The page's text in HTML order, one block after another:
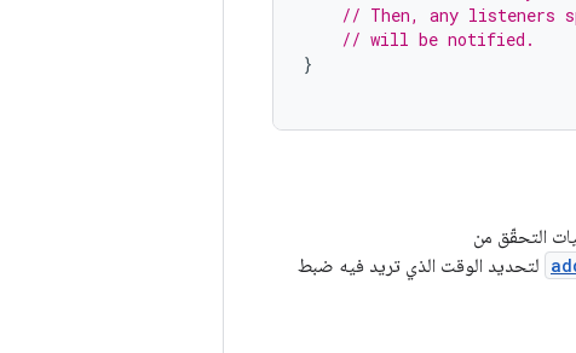
// Then, any listeners
// will be notified.
}
التحقّق من
لتحديد الوقت الذي تريد فيه ضبط